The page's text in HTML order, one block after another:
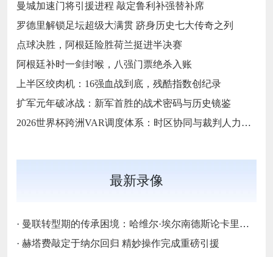
曼城加速门将引援进程 敲定鲁利补强替补席
罗德里解锁足坛超级大满贯 跻身历史七大传奇之列
点球决胜，阿根廷险胜荷兰挺进半决赛
阿根廷补时一剑封喉，八强门票绝杀入账
上半区绞肉机：16强血战到底，残酷指数创纪录
扩军元年破冰战：新军首胜的战术密码与历史镜鉴
2026世界杯跨洲VAR调度体系：时区协同与裁判人力配置优化策略
最新录像
· 曼联转型期的传承困境：哈维尔·埃尔南德斯论卡里克执教与红魔精神变迁‌
· 赫塔费敲定于纳尔回归 精妙操作完成重磅引援